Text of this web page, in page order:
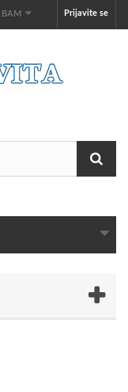
Prijavite se
BAM